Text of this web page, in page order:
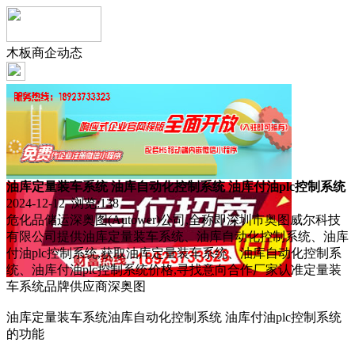
木板商企动态
油库定量装车系统 油库自动化控制系统 油库付油plc控制系统
2024-12-12 浏览:138
危化品储运深奥图(Autower)公司,全称即深圳市奥图威尔科技
有限公司提供油库定量装车系统、油库自动化控制系统、油库
付油plc控制系统,获取油库定量装车系统、油库自动化控制系
统、油库付油plc控制系统价格,寻找意向合作厂家认准定量装
车系统品牌供应商深奥图
油库定量装车系统油库自动化控制系统 油库付油plc控制系统
的功能